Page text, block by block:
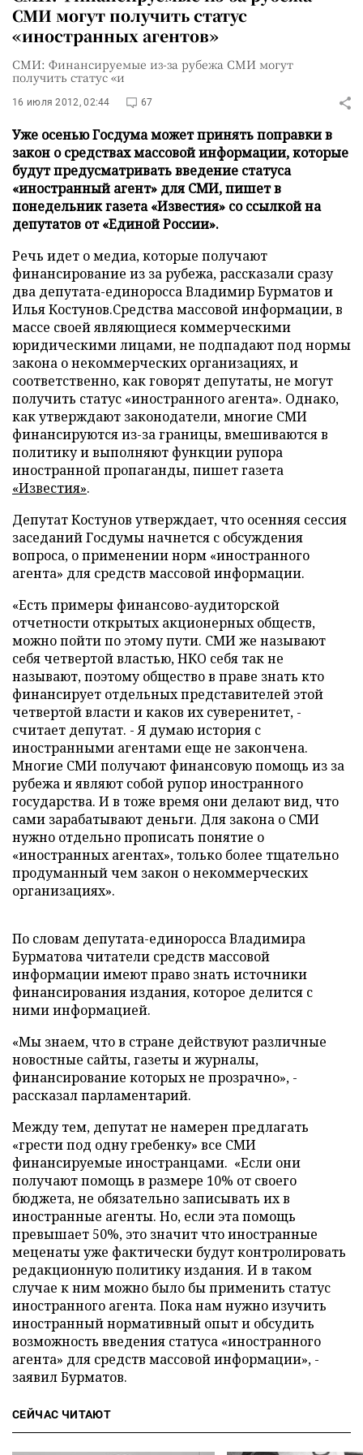
СМИ могут получить статус
«иностранных агентов»
СМИ: Финансируемые из-за рубежа СМИ могут
получить статус «и
16 июля 2012, 02:44 67
Уже осенью Госдума может принять поправки в
закон о средствах массовой информации, которые
будут предусматривать введение статуса
«иностранный агент» для СМИ, пишет в
понедельник газета «Известия» со ссылкой на
депутатов от «Единой России».
Речь идет о медиа, которые получают
финансирование из за рубежа, рассказали сразу
два депутата-единоросса Владимир Бурматов и
Илья Костунов.Средства массовой информации, в
массе своей являющиеся коммерческими
юридическими лицами, не подпадают под нормы
закона о некоммерческих организациях, и
соответственно, как говорят депутаты, не могут
получить статус «иностранного агента». Однако,
как утверждают законодатели, многие СМИ
финансируются из-за границы, вмешиваются в
политику и выполняют функции рупора
иностранной пропаганды, пишет газета
«Известия».
Депутат Костунов утверждает, что осенняя сессия
заседаний Госдумы начнется с обсуждения
вопроса, о применении норм «иностранного
агента» для средств массовой информации.
«Есть примеры финансово-аудиторской
отчетности открытых акционерных обществ,
можно пойти по этому пути. СМИ же называют
себя четвертой властью, НКО себя так не
называют, поэтому общество в праве знать кто
финансирует отдельных представителей этой
четвертой власти и каков их суверенитет, -
считает депутат. - Я думаю история с
иностранными агентами еще не закончена.
Многие СМИ получают финансовую помощь из за
рубежа и являют собой рупор иностранного
государства. И в тоже время они делают вид, что
сами зарабатывают деньги. Для закона о СМИ
нужно отдельно прописать понятие о
«иностранных агентах», только более тщательно
продуманный чем закон о некоммерческих
организациях».
По словам депутата-единоросса Владимира
Бурматова читатели средств массовой
информации имеют право знать источники
финансирования издания, которое делится с
ними информацией.
«Мы знаем, что в стране действуют различные
новостные сайты, газеты и журналы,
финансирование которых не прозрачно», -
рассказал парламентарий.
Между тем, депутат не намерен предлагать
«грести под одну гребенку» все СМИ
финансируемые иностранцами. «Если они
получают помощь в размере 10% от своего
бюджета, не обязательно записывать их в
иностранные агенты. Но, если эта помощь
превышает 50%, это значит что иностранные
меценаты уже фактически будут контролировать
редакционную политику издания. И в таком
случае к ним можно было бы применить статус
иностранного агента. Пока нам нужно изучить
иностранный нормативный опыт и обсудить
возможность введения статуса «иностранного
агента» для средств массовой информации», -
заявил Бурматов.
СЕЙЧАС ЧИТАЮТ